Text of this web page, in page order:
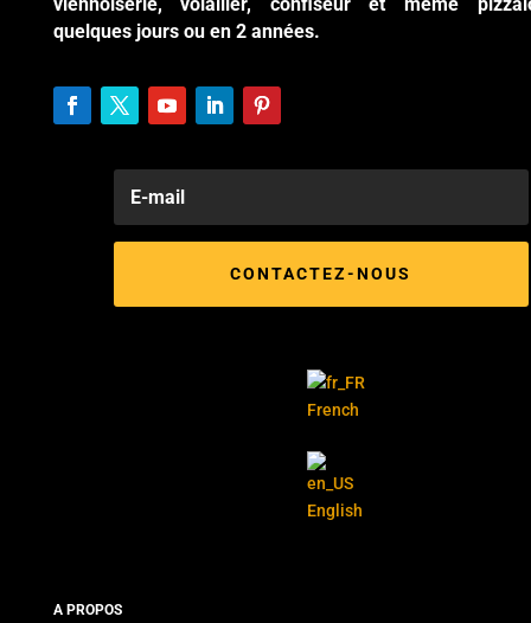
viennoiserie, volailler, confiseur et meme
quelques jours ou en 2 années.
CONTACTEZ-NOUS
French
English
A PROPOS